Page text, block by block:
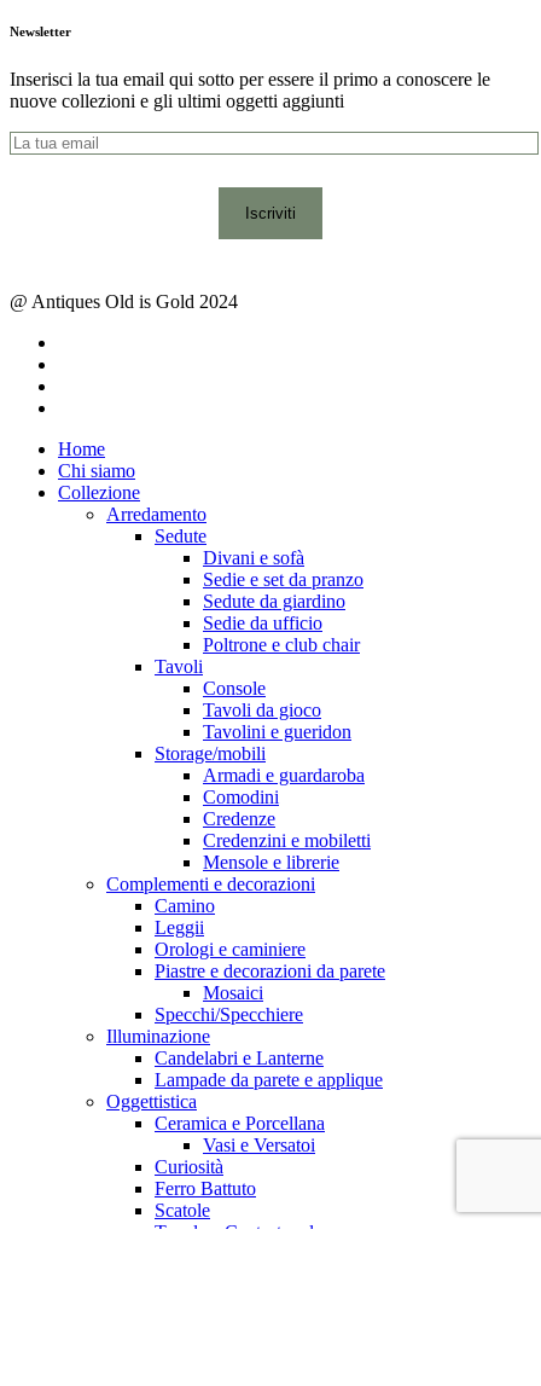
Newsletter
Inserisci la tua email qui sotto per essere il primo a conoscere le
nuove collezioni e gli ultimi oggetti aggiunti
@ Antiques Old is Gold 2024
Close
Menu
Home
Chi siamo
Collezione
Arredamento
Sedute
Divani e sofà
Sedie e set da pranzo
Sedute da giardino
Sedie da ufficio
Poltrone e club chair
Tavoli
Console
Tavoli da gioco
Tavolini e gueridon
Storage/mobili
Armadi e guardaroba
Comodini
Credenze
Credenzini e mobiletti
Mensole e librerie
Complementi e decorazioni
Camino
Leggii
Orologi e caminiere
Piastre e decorazioni da parete
Mosaici
Specchi/Specchiere
Illuminazione
Candelabri e Lanterne
Lampade da parete e applique
Oggettistica
Ceramica e Porcellana
Vasi e Versatoi
Curiosità
Ferro Battuto
Scatole
Tavola e Centrotavola